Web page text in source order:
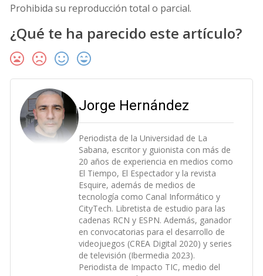
Prohibida su reproducción total o parcial.
¿Qué te ha parecido este artículo?
Jorge Hernández
Periodista de la Universidad de La
Sabana, escritor y guionista con más de
20 años de experiencia en medios como
El Tiempo, El Espectador y la revista
Esquire, además de medios de
tecnología como Canal Informático y
CityTech. Libretista de estudio para las
cadenas RCN y ESPN. Además, ganador
en convocatorias para el desarrollo de
videojuegos (CREA Digital 2020) y series
de televisión (Ibermedia 2023).
Periodista de Impacto TIC, medio del